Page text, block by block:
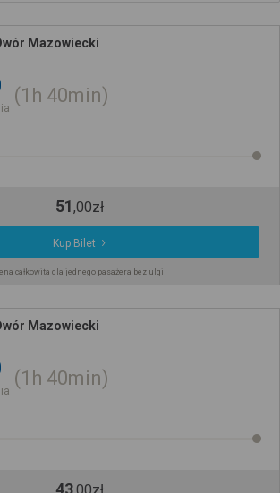
Mazowiecki
1h 40min
51,00zł
Kup Bilet
całkowita dla jednego pasażera bez ulgi
Mazowiecki
1h 40min
43